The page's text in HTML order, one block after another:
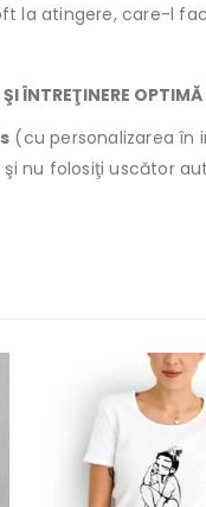
la atingere, care-l
ÎNTREŢINERE OPTIMĂ
(cu personalizarea în
nu folosiţi uscător